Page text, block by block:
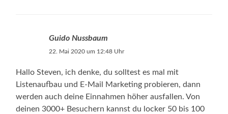
Guido Nussbaum
22. Mai 2020 um 12:48 Uhr
Hallo Steven, ich denke, du solltest es mal mit
Listenaufbau und E-Mail Marketing probieren, dann
werden auch deine Einnahmen höher ausfallen. Von
deinen 3000+ Besuchern kannst du locker 50 bis 100